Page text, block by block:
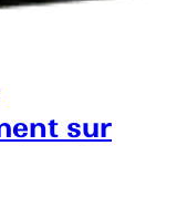
sur